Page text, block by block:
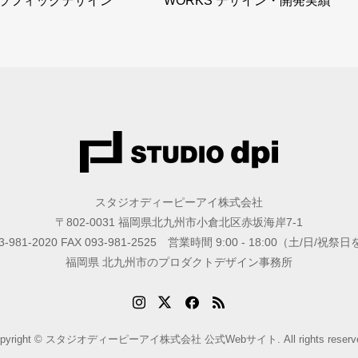
スタジオディーピーアイ株式会社
〒802-0031 福岡県北九州市小倉北区赤坂海岸7-1
981-2020 FAX 093-981-2525 営業時間 9:00 - 18:00（土/日/祝祭日を
福岡県 北九州市のプロダクトデザイン事務所
© スタジオディーピーアイ株式会社 公式Webサイト. All rights